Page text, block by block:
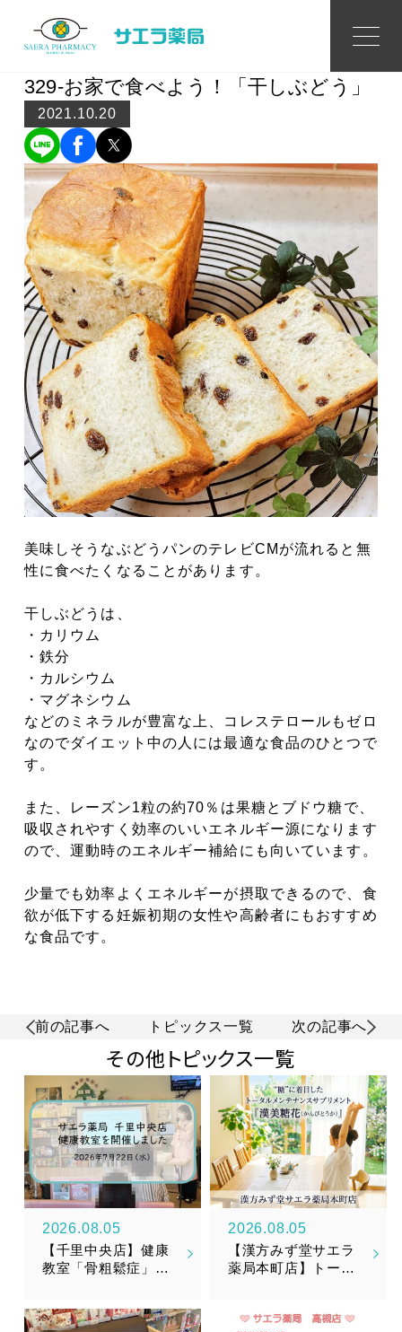
Topics
トピックス
329-お家で食べよう！「干しぶどう」
2021.10.20
美味しそうなぶどうパンのテレビCMが流れると無
性に食べたくなることがあります。
干しぶどうは、
・カリウム
・鉄分
・カルシウム
・マグネシウム
などのミネラルが豊富な上、コレステロールもゼロ
なのでダイエット中の人には最適な食品のひとつで
す。
また、レーズン1粒の約70％は果糖とブドウ糖で、
吸収されやすく効率のいいエネルギー源になります
ので、運動時のエネルギー補給にも向いています。
少量でも効率よくエネルギーが摂取できるので、食
欲が低下する妊娠初期の女性や高齢者にもおすすめ
な食品です。
前の記事へ トピックス一覧 次の記事へ
その他トピックス一覧
2026.08.05
【千里中央店】健康
教室「骨粗鬆症」を
2026.08.05
【漢方みず堂サエラ
薬局本町店】トータ
（かんびとうか）』